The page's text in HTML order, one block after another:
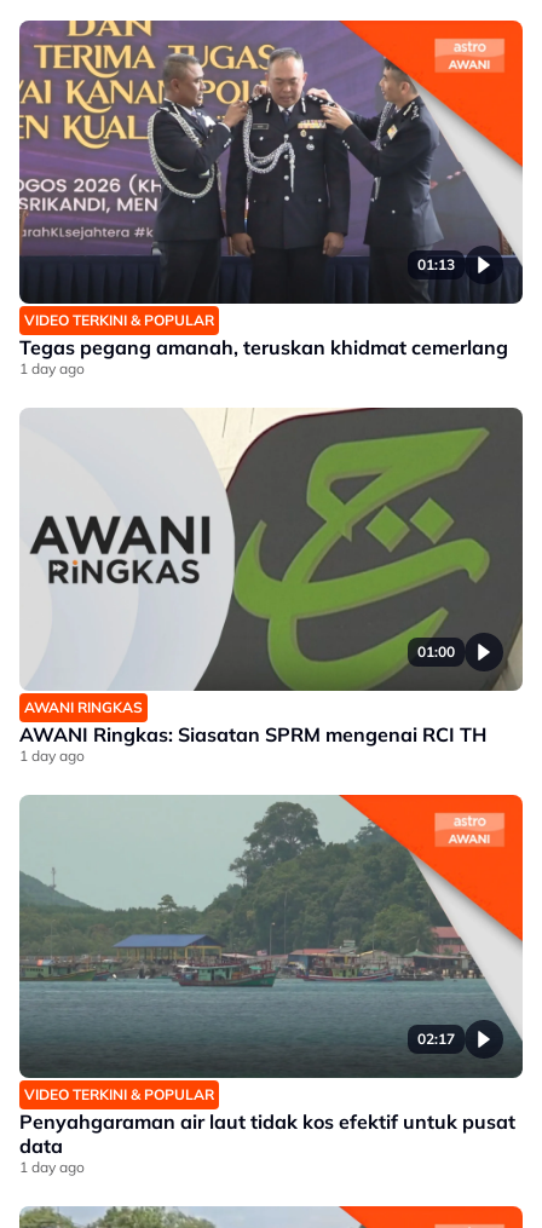
01:13
VIDEO TERKINI & POPULAR
Tegas pegang amanah, teruskan khidmat cemerlang
1 day ago
01:00
AWANI RINGKAS
AWANI Ringkas: Siasatan SPRM mengenai RCI TH
1 day ago
02:17
VIDEO TERKINI & POPULAR
Penyahgaraman air laut tidak kos efektif untuk pusat
data
1 day ago